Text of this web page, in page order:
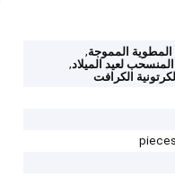
المموجة,
لعيد الميلاد,
الكرافت